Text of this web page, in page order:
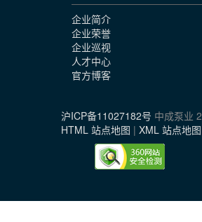
企业简介
企业荣誉
企业巡视
人才中心
官方博客
沪ICP备11027182号 中成泵业
HTML 站点地图 | XML 站点地图